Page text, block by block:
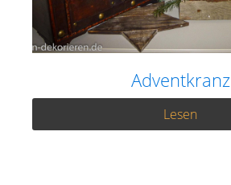
Adventkranz
Lesen